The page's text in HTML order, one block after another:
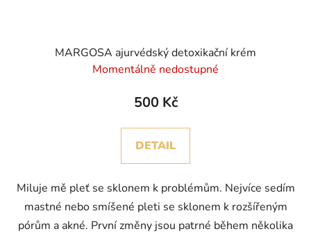
MARGOSA ajurvédský detoxikační krém
Momentálně nedostupné
500 Kč
DETAIL
Miluje mě pleť se sklonem k problémům. Nejvíce sedím
mastné nebo smíšené pleti se sklonem k rozšířeným
pórům a akné. První změny jsou patrné během několika